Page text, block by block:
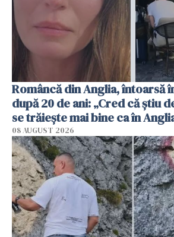
Româncă din Anglia, întoarsă
după 20 de ani: „Cred că știu
se trăiește mai bine ca în
08 AUGUST 2026